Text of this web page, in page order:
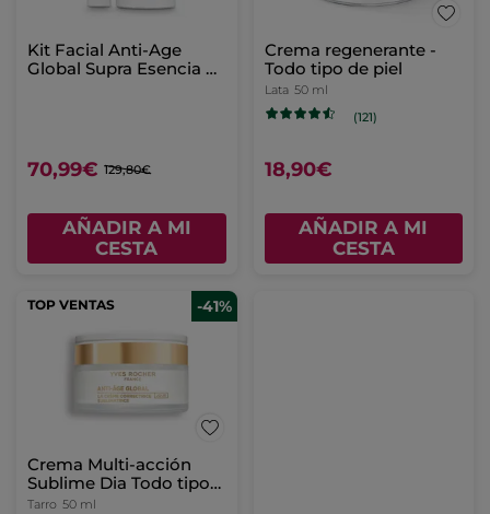
Kit Facial Anti-Age
Global Supra Esencia &
70,99€ 129,80€
AÑADIR A MI
CESTA
Crema regenerante -
Todo tipo de piel
Lata 50 ml
(121)
18,90€
AÑADIR A MI
CESTA
TOP VENTAS -41%
Crema Multi-acción
Sublime Dia Todo tipo
de Pieles
Tarro 50 ml